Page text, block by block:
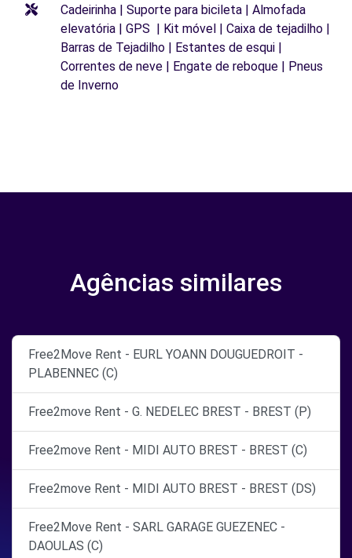
Cadeirinha | Suporte para bicileta | Almofada
elevatória | GPS | Kit móvel | Caixa de tejadilho |
Barras de Tejadilho | Estantes de esqui |
Correntes de neve | Engate de reboque | Pneus
de Inverno
Agências similares
Free2Move Rent - EURL YOANN DOUGUEDROIT -
PLABENNEC (C)
Free2move Rent - G. NEDELEC BREST - BREST (P)
Free2move Rent - MIDI AUTO BREST - BREST (C)
Free2move Rent - MIDI AUTO BREST - BREST (DS)
Free2Move Rent - SARL GARAGE GUEZENEC -
DAOULAS (C)